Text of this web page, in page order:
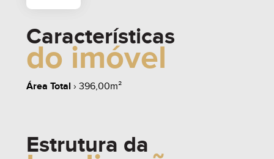
Características
do imóvel
Área Total › 396,00m²
Estrutura da